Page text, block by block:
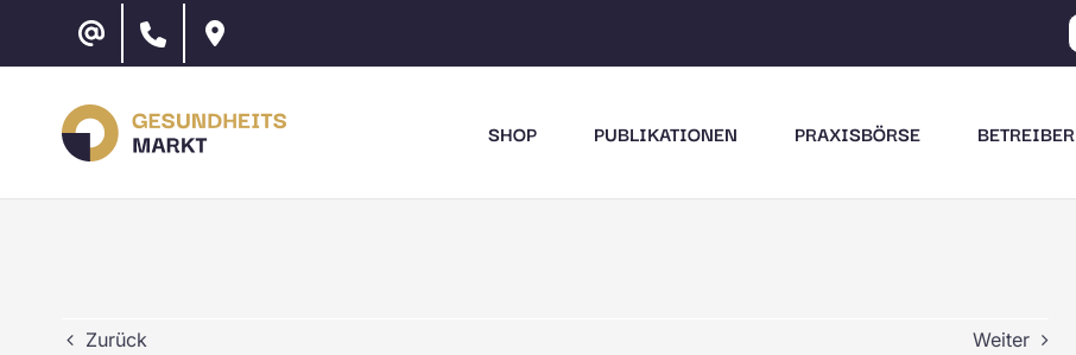
springen
SHOP PUBLIKATIONEN PRAXISBÖRSE BETREIBER
Zurück Weiter